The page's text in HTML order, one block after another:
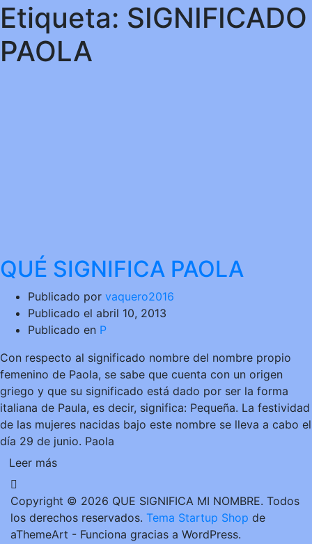
Etiqueta: SIGNIFICADO
PAOLA
QUÉ SIGNIFICA PAOLA
Publicado por vaquero2016
Publicado el abril 10, 2013
Publicado en P
Con respecto al significado nombre del nombre propio
femenino de Paola, se sabe que cuenta con un origen
griego y que su significado está dado por ser la forma
italiana de Paula, es decir, significa: Pequeña. La festividad
de las mujeres nacidas bajo este nombre se lleva a cabo el
día 29 de junio. Paola
Leer más
Copyright © 2026 QUE SIGNIFICA MI NOMBRE. Todos
los derechos reservados. Tema Startup Shop de
aThemeArt - Funciona gracias a WordPress.